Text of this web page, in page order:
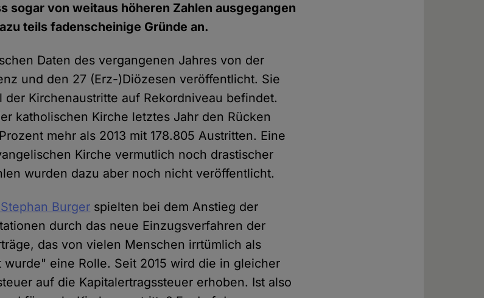
sogar von weitaus höheren Zahlen ausgegangen
teils fadenscheinige Gründe an.
Daten des vergangenen Jahres von der
und den 27 (Erz-)Diözesen veröffentlicht. Sie
der Kirchenaustritte auf Rekordniveau befindet.
katholischen Kirche letztes Jahr den Rücken
mehr als 2013 mit 178.805 Austritten. Eine
Kirche vermutlich noch drastischer
wurden dazu aber noch nicht veröffentlicht.
Burger spielten bei dem Anstieg der
durch das neue Einzugsverfahren der
das von vielen Menschen irrtümlich als
eine Rolle. Seit 2015 wird die in gleicher
auf die Kapitalertragssteuer erhoben. Ist also